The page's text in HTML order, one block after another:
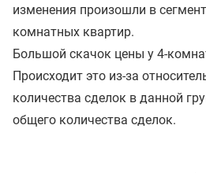
изменения произошли в
комнатных квартир.
Большой скачок цены у 4-
Происходит это из-за
количества сделок в данной
общего количества сделок.